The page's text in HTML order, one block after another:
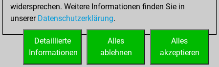
STARTSEITE
widersprechen. Weitere Informationen finden Sie in
unserer Datenschutzerklärung.
Alles
akzeptieren
Alles
ablehnen
Detaillierte
Informationen